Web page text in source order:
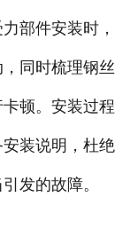
部件安装时，
同时梳理钢丝
顿。安装过程
装说明，杜绝
发的故障。